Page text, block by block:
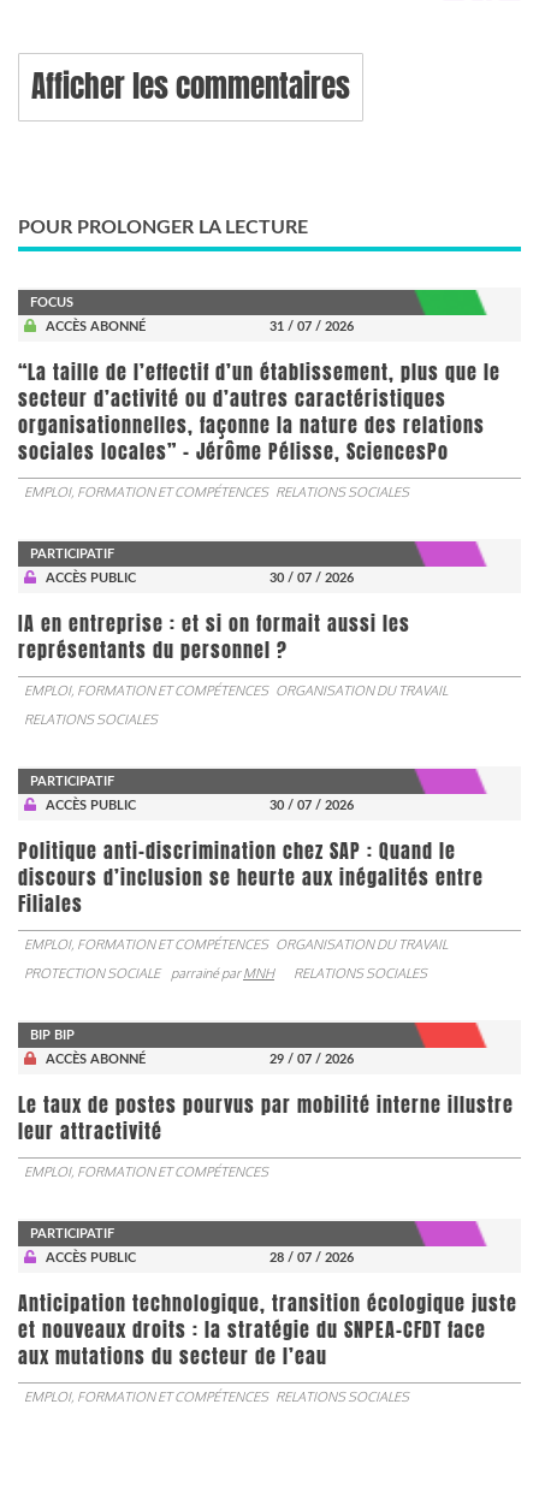
Afficher les commentaires
POUR PROLONGER LA LECTURE
FOCUS
ACCÈS ABONNÉ
31 / 07 / 2026
“La taille de l’effectif d’un établissement, plus que le
secteur d’activité ou d’autres caractéristiques
organisationnelles, façonne la nature des relations
sociales locales” - Jérôme Pélisse, SciencesPo
EMPLOI, FORMATION ET COMPÉTENCES RELATIONS SOCIALES
PARTICIPATIF
ACCÈS PUBLIC
30 / 07 / 2026
IA en entreprise : et si on formait aussi les
représentants du personnel ?
EMPLOI, FORMATION ET COMPÉTENCES ORGANISATION DU TRAVAIL
RELATIONS SOCIALES
PARTICIPATIF
ACCÈS PUBLIC
30 / 07 / 2026
Politique anti-discrimination chez SAP : Quand le
discours d’inclusion se heurte aux inégalités entre
Filiales
EMPLOI, FORMATION ET COMPÉTENCES ORGANISATION DU TRAVAIL
PROTECTION SOCIALE
parrainé parMNH RELATIONS SOCIALES
BIP BIP
ACCÈS ABONNÉ
29 / 07 / 2026
Le taux de postes pourvus par mobilité interne illustre
leur attractivité
EMPLOI, FORMATION ET COMPÉTENCES
PARTICIPATIF
ACCÈS PUBLIC
28 / 07 / 2026
Anticipation technologique, transition écologique juste
et nouveaux droits : la stratégie du SNPEA-CFDT face
aux mutations du secteur de l’eau
EMPLOI, FORMATION ET COMPÉTENCES RELATIONS SOCIALES